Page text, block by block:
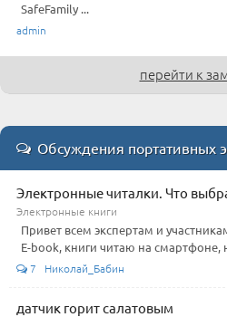
SafeFamily ...
admin
перейти к
Обсуждения портативных
Электронные читалки. Что
Электронные книги
Привет всем экспертам и
E-book, книги читаю на смартфоне,
7 Николай_Бабин
датчик горит салатовым